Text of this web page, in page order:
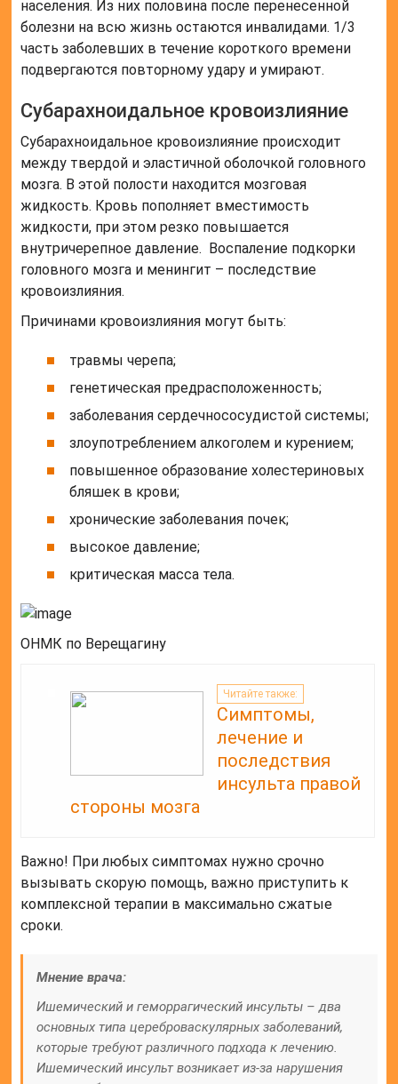
населения. Из них половина после перенесенной
болезни на всю жизнь остаются инвалидами. 1/3
часть заболевших в течение короткого времени
подвергаются повторному удару и умирают.
Субарахноидальное кровоизлияние
Субарахноидальное кровоизлияние происходит
между твердой и эластичной оболочкой головного
мозга. В этой полости находится мозговая
жидкость. Кровь пополняет вместимость
жидкости, при этом резко повышается
внутричерепное давление. Воспаление подкорки
головного мозга и менингит – последствие
кровоизлияния.
Причинами кровоизлияния могут быть:
травмы черепа;
генетическая предрасположенность;
заболевания сердечнососудистой системы;
злоупотреблением алкоголем и курением;
повышенное образование холестериновых
бляшек в крови;
хронические заболевания почек;
высокое давление;
критическая масса тела.
ОНМК по Верещагину
Читайте также:
Симптомы,
лечение и
последствия
инсульта правой
стороны мозга
Важно! При любых симптомах нужно срочно
вызывать скорую помощь, важно приступить к
комплексной терапии в максимально сжатые
сроки.
Мнение врача:
Ишемический и геморрагический инсульты – два
основных типа цереброваскулярных заболеваний,
которые требуют различного подхода к лечению.
Ишемический инсульт возникает из-за нарушения